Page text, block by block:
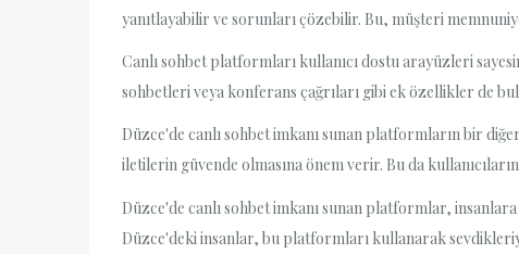
yanıtlayabilir ve sorunları çözebilir. Bu, müşteri
Canlı sohbet platformları kullanıcı dostu arayüzleri
sohbetleri veya konferans çağrıları gibi ek özellikler de
Düzce'de canlı sohbet imkanı sunan platformların bir
iletilerin güvende olmasına önem verir. Bu da
Düzce'de canlı sohbet imkanı sunan platformlar, insanlara
Düzce'deki insanlar, bu platformları kullanarak